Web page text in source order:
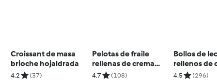
Croissant de masa
brioche hojaldrada
4.2 (37)
Pelotas de fraile
rellenas de crema
pastelera
4.7 (108)
Bollos de
rellenos de
4.5 (296)